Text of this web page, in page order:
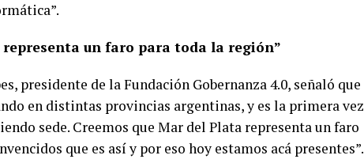
representa un faro para toda la región”
presidente de la Fundación Gobernanza 4.0, señaló que
en distintas provincias argentinas, y es la primera vez
sede. Creemos que Mar del Plata representa un faro
que es así y por eso hoy estamos acá presentes”.